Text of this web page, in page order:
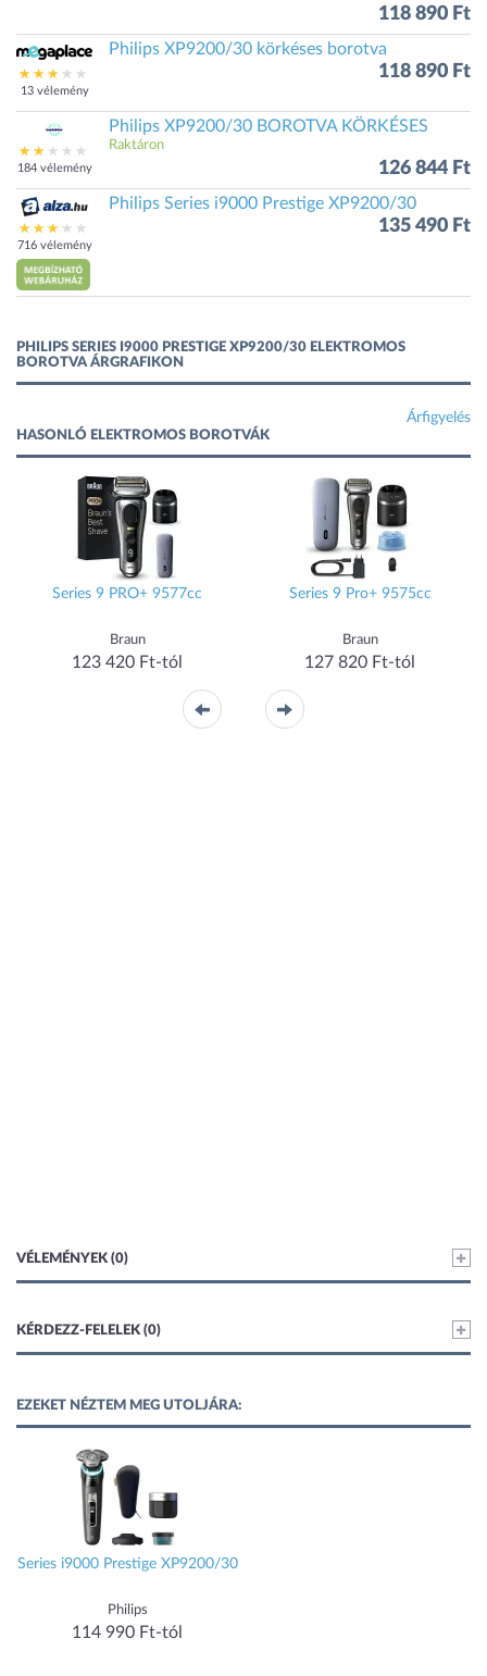
118 890 Ft
13 vélemény
Philips XP9200/30 körkéses borotva
118 890 Ft
184 vélemény
Philips XP9200/30 BOROTVA KÖRKÉSES
Raktáron
126 844 Ft
716 vélemény
Philips Series i9000 Prestige XP9200/30
135 490 Ft
PHILIPS SERIES I9000 PRESTIGE XP9200/30 ELEKTROMOS
BOROTVA ÁRGRAFIKON
Árfigyelés
HASONLÓ ELEKTROMOS BOROTVÁK
Series 9 PRO+ 9577cc
Braun
123 420 Ft-tól
Series 9 Pro+ 9575cc
Braun
127 820 Ft-tól
VÉLEMÉNYEK (0)
KÉRDEZZ-FELELEK (0)
EZEKET NÉZTEM MEG UTOLJÁRA:
Series i9000 Prestige XP9200/30
Philips
114 990 Ft-tól